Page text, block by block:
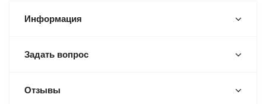
Информация
Задать вопрос
Отзывы